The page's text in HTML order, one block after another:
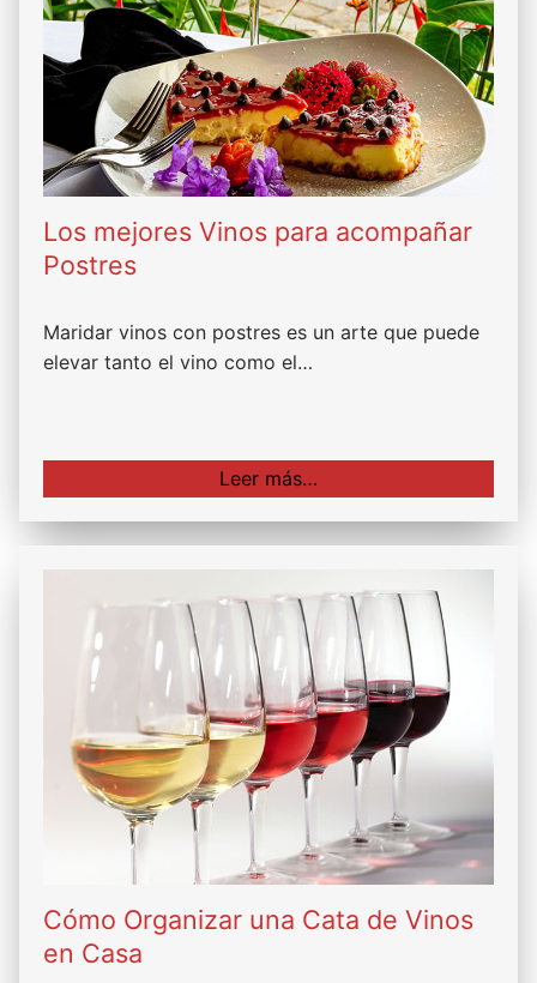
Los mejores Vinos para acompañar
Postres
Maridar vinos con postres es un arte que puede
elevar tanto el vino como el…
Leer más…
Cómo Organizar una Cata de Vinos
en Casa